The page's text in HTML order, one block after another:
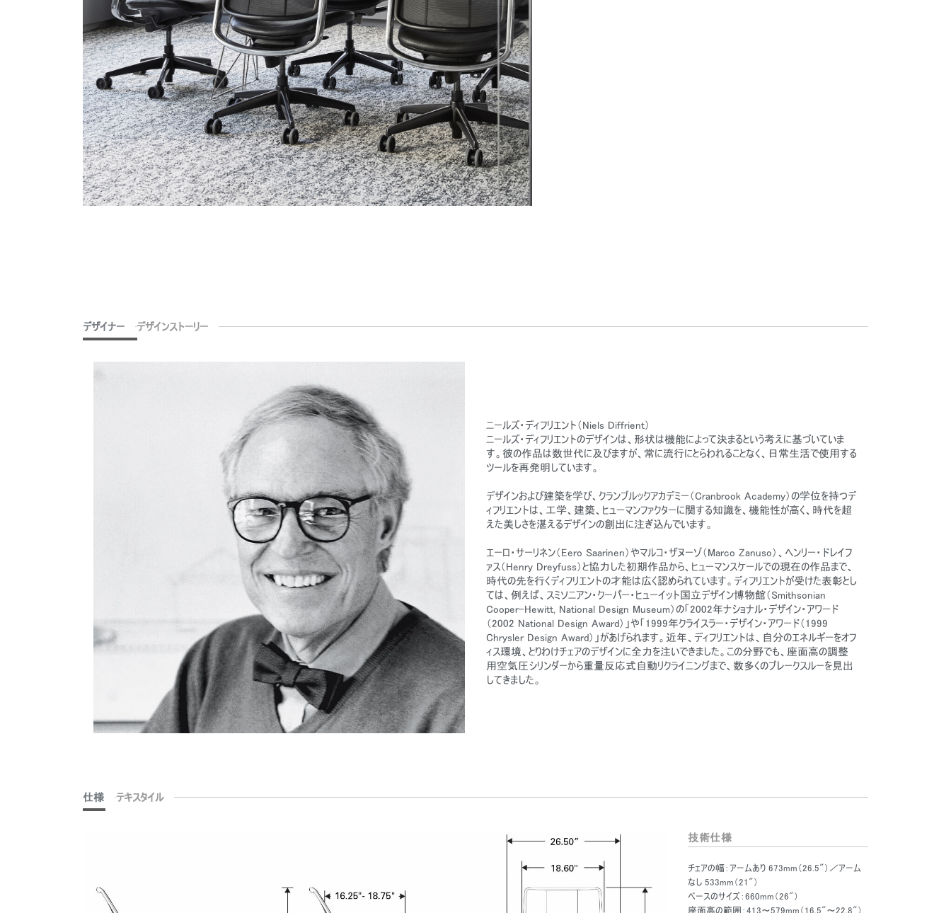
SIGN IN WITH SSO
パスワードを忘れた
Select
Region
デザイナー デザインストーリー
ニールズ・ディフリエント（Niels Diffrient）
ニールズ・ディフリエントのデザインは、形状は機能によって決まるという考えに基づいていま
す。彼の作品は数世代に及びますが、常に流行にとらわれることなく、日常生活で使用する
ツールを再発明しています。
デザインおよび建築を学び、クランブルックアカデミー（Cranbrook Academy）の学位を持つデ
ィフリエントは、工学、建築、ヒューマンファクターに関する知識を、機能性が高く、時代を超
えた美しさを湛えるデザインの創出に注ぎ込んでいます。
エーロ・サーリネン（Eero Saarinen）やマルコ・ザヌーゾ（Marco Zanuso）、ヘンリー・ドレイフ
ァス（Henry Dreyfuss）と協力した初期作品から、ヒューマンスケールでの現在の作品まで、
時代の先を行くディフリエントの才能は広く認められています。ディフリエントが受けた表彰とし
ては、例えば、スミソニアン・クーパー・ヒューイット国立デザイン博物館（Smithsonian
Cooper-Hewitt, National Design Museum）の「2002年ナショナル・デザイン・アワード
（2002 National Design Award）」や「1999年クライスラー・デザイン・アワード（1999
Chrysler Design Award）」があげられます。近年、ディフリエントは、自分のエネルギーをオフ
ィス環境、とりわけチェアのデザインに全力を注いできました。この分野でも、座面高の調整
用空気圧シリンダーから重量反応式自動リクライニングまで、数多くのブレークスルーを見出
してきました。
仕様 テキスタイル
技術仕様
チェアの幅：アームあり 673mm（26.5"）／アーム
なし 533mm（21"）
ベースのサイズ：660mm（26"）
座面高の範囲：413～579mm（16.5"～22.8"）